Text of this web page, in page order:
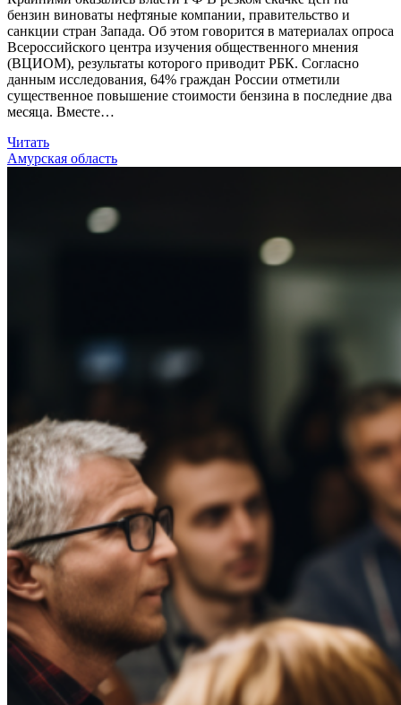
бензин виноваты нефтяные компании, правительство и
санкции стран Запада. Об этом говорится в материалах опроса
Всероссийского центра изучения общественного мнения
(ВЦИОМ), результаты которого приводит РБК. Согласно
данным исследования, 64% граждан России отметили
существенное повышение стоимости бензина в последние два
месяца. Вместе…
Читать
Амурская область